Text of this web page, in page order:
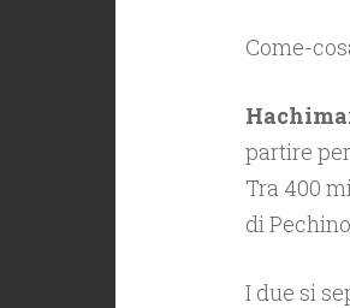
Come-
partire
Tra 400
di
I due si